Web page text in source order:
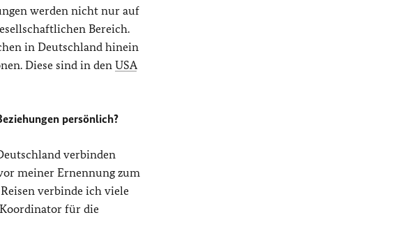
werden nicht nur auf
Bereich.
in Deutschland hinein
Diese sind in den USA
persönlich?
verbinden
meiner Ernennung zum
verbinde ich viele
für die